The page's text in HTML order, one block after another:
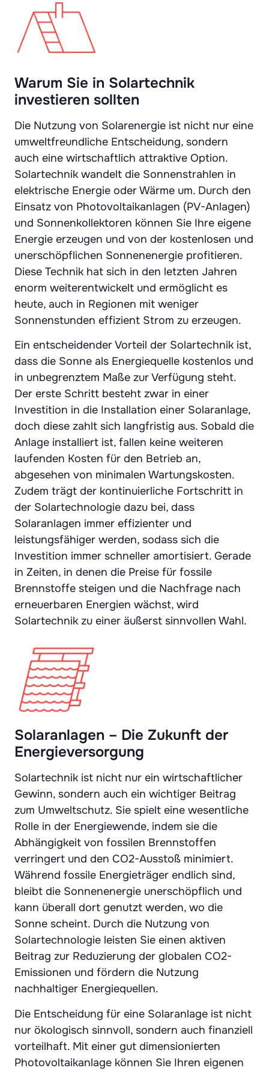
Warum Sie in Solartechnik
investieren sollten
Die Nutzung von Solarenergie ist nicht nur eine
umweltfreundliche Entscheidung, sondern
auch eine wirtschaftlich attraktive Option.
Solartechnik wandelt die Sonnenstrahlen in
elektrische Energie oder Wärme um. Durch den
Einsatz von Photovoltaikanlagen (PV-Anlagen)
und Sonnenkollektoren können Sie Ihre eigene
Energie erzeugen und von der kostenlosen und
unerschöpflichen Sonnenenergie profitieren.
Diese Technik hat sich in den letzten Jahren
enorm weiterentwickelt und ermöglicht es
heute, auch in Regionen mit weniger
Sonnenstunden effizient Strom zu erzeugen.
Ein entscheidender Vorteil der Solartechnik ist,
dass die Sonne als Energiequelle kostenlos und
in unbegrenztem Maße zur Verfügung steht.
Der erste Schritt besteht zwar in einer
Investition in die Installation einer Solaranlage,
doch diese zahlt sich langfristig aus. Sobald die
Anlage installiert ist, fallen keine weiteren
laufenden Kosten für den Betrieb an,
abgesehen von minimalen Wartungskosten.
Zudem trägt der kontinuierliche Fortschritt in
der Solartechnologie dazu bei, dass
Solaranlagen immer effizienter und
leistungsfähiger werden, sodass sich die
Investition immer schneller amortisiert. Gerade
in Zeiten, in denen die Preise für fossile
Brennstoffe steigen und die Nachfrage nach
erneuerbaren Energien wächst, wird
Solartechnik zu einer äußerst sinnvollen Wahl.
Solaranlagen – Die Zukunft der
Energieversorgung
Solartechnik ist nicht nur ein wirtschaftlicher
Gewinn, sondern auch ein wichtiger Beitrag
zum Umweltschutz. Sie spielt eine wesentliche
Rolle in der Energiewende, indem sie die
Abhängigkeit von fossilen Brennstoffen
verringert und den CO2-Ausstoß minimiert.
Während fossile Energieträger endlich sind,
bleibt die Sonnenenergie unerschöpflich und
kann überall dort genutzt werden, wo die
Sonne scheint. Durch die Nutzung von
Solartechnologie leisten Sie einen aktiven
Beitrag zur Reduzierung der globalen CO2-
Emissionen und fördern die Nutzung
nachhaltiger Energiequellen.
Die Entscheidung für eine Solaranlage ist nicht
nur ökologisch sinnvoll, sondern auch finanziell
vorteilhaft. Mit einer gut dimensionierten
Photovoltaikanlage können Sie Ihren eigenen